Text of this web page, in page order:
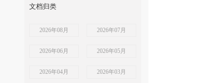
文档归类
2026年08月 2026年07月
2026年06月 2026年05月
2026年04月 2026年03月